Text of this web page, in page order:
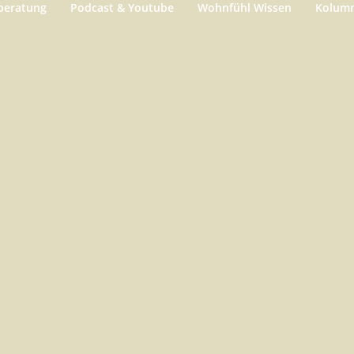
Podcast & Youtube Wohnfühl Wissen